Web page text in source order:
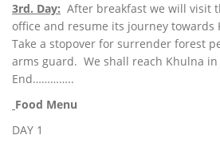
3rd. Day: After breakfast we will visit
office and resume its journey towards
Take a stopover for surrender forest
arms guard. We shall reach Khulna
End…………..
Food Menu
DAY 1